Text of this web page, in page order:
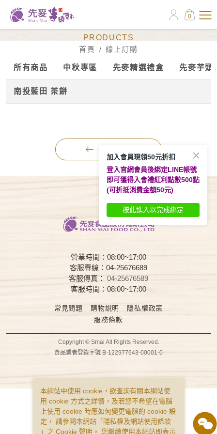
0
PRODUCTS
首頁
線上訂購
所有商品 中秋專區 先麥精選禮盒 先麥芋頭
南投藍田 茶餅
營業時間：08:00~17:00
客服專線：04-25676689
客服傳真： 04-25676589
客服時間：08:00~17:00
常見問題 購物說明
隱私權政策
服務條款
Copyright © Smai All Rights Reserved.
食品業者登錄字號 B-122977643-00001-0
本網站中使用 cookie，欲查詢有關本網站使
用 cookie 方式之詳情，及若您不希望在電腦
上使用 cookie 時應如何變更電腦的 cookie 設
定， 請參閱本網站「 隱私權及網站使用條款
」之 Cookie 聲明。 您繼續使用本網站即表示
加入會員現領50元折扣
登入官網會員後綁定LINE帳號
即可獲得入會禮紅利點數500點
(可折抵消費金額50元)
按此進入以完成綁定